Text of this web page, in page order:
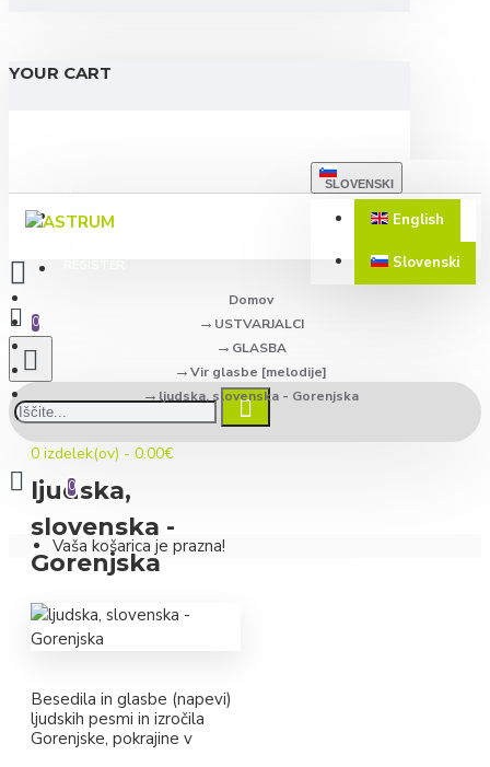
YOUR CART
LOGIN
SLOVENSKI
English
Slovenski
0
0 izdelek(ov) - 0.00€
0
Vaša košarica je prazna!
Domov
USTVARJALCI
GLASBA
Vir glasbe [melodije]
ljudska, slovenska - Gorenjska
ljudska,
slovenska -
Gorenjska
Besedila in glasbe (napevi)
ljudskih pesmi in izročila
Gorenjske, pokrajine v